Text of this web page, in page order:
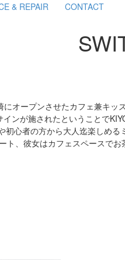
& REPAIR CONTACT
オープンさせたカフェ兼キッ
ンが施されたということで
心者の方から大人迄楽しめる
、彼女はカフェスペースで